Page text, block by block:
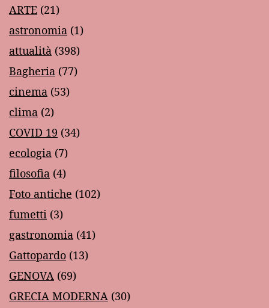
ARTE (21)
astronomia (1)
attualità (398)
Bagheria (77)
cinema (53)
clima (2)
COVID 19 (34)
ecologia (7)
filosofia (4)
Foto antiche (102)
fumetti (3)
gastronomia (41)
Gattopardo (13)
GENOVA (69)
GRECIA MODERNA (30)